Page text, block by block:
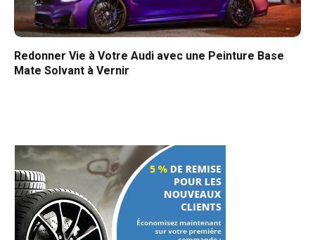
Redonner Vie à Votre Audi avec une Peinture Base
Mate Solvant à Vernir